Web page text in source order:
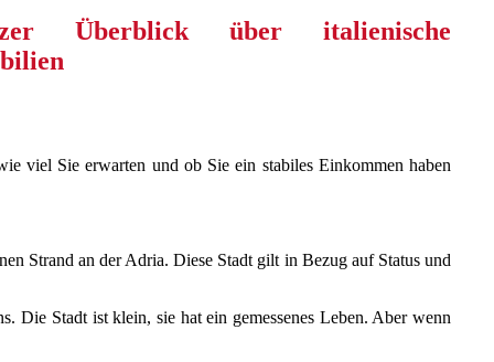
viel Sie erwarten und ob Sie ein stabiles Einkommen haben
Strand an der Adria. Diese Stadt gilt in Bezug auf Status und
Die Stadt ist klein, sie hat ein gemessenes Leben. Aber wenn